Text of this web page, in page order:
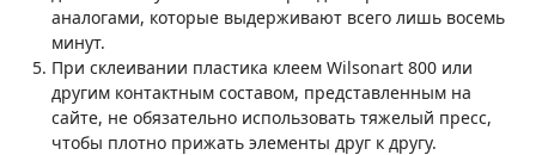
аналогами, которые выдерживают всего лишь восемь
минут.
При склеивании пластика клеем Wilsonart 800 или
другим контактным составом, представленным на
сайте, не обязательно использовать тяжелый пресс,
чтобы плотно прижать элементы друг к другу.